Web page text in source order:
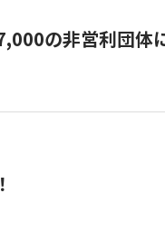
の非営利団体